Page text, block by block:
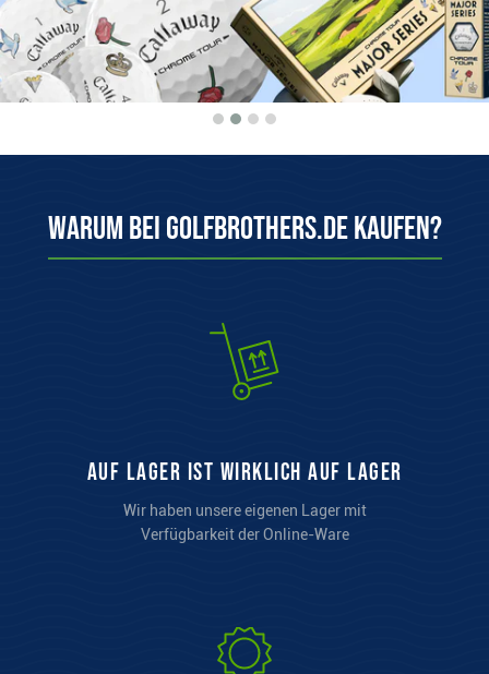
Warum bei Golfbrothers.de kaufen?
auf Lager ist wirklich auf Lager
Wir haben unsere eigenen Lager mit
Verfügbarkeit der Online-Ware